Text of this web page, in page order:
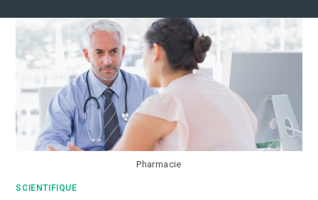
Pharmacie
SCIENTIFIQUE